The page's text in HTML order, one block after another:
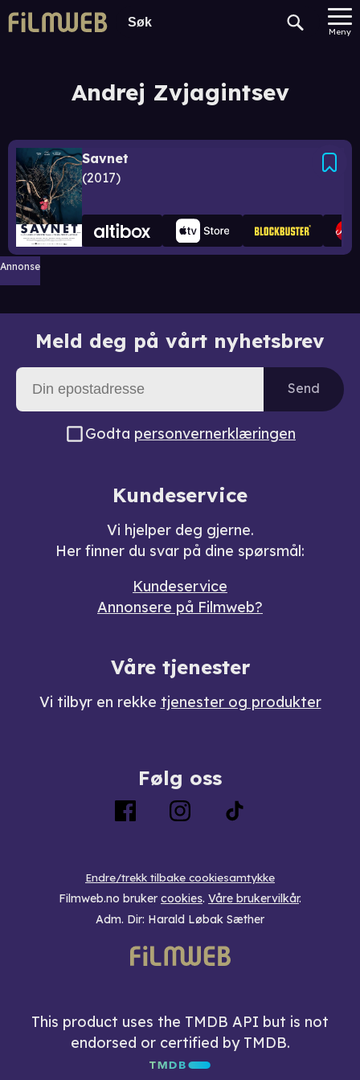
Meny
Andrej Zvjagintsev
Savnet
2017
Annonse
Meld deg på vårt nyhetsbrev
Send
Godta personvernerklæringen
Kundeservice
Vi hjelper deg gjerne.
Her finner du svar på dine spørsmål:
Kundeservice
Annonsere på Filmweb?
Våre tjenester
Vi tilbyr en rekke tjenester og produkter
Følg oss
Endre/trekk tilbake cookiesamtykke
Filmweb.no bruker cookies. Våre brukervilkår.
Adm. Dir: Harald Løbak Sæther
This product uses the TMDB API but is not
endorsed or certified by TMDB.